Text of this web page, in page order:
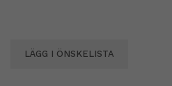
LÄGG I ÖNSKELISTA